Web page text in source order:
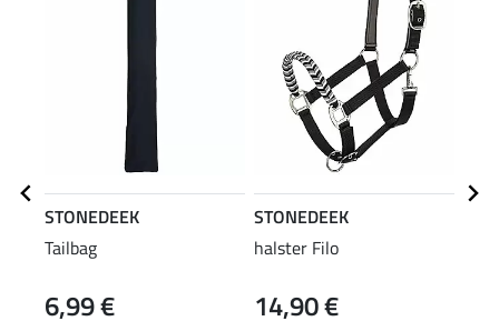
STONEDEEK
Tailbag
6,99 €
STONEDEEK
halster Filo
14,90 €